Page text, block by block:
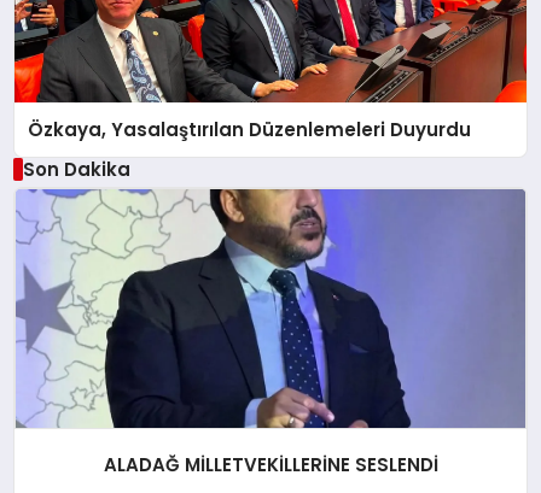
Özkaya, Yasalaştırılan Düzenlemeleri Duyurdu
Son Dakika
ALADAĞ MİLLETVEKİLLERİNE SESLENDİ